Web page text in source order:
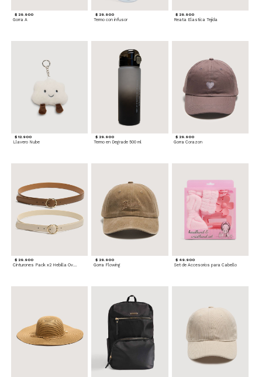
$ 29.900
Gorra A
$ 29.900
Termo con infusor
$ 29.900
Reata Elastica Tejida
$ 12.900
Llavero Nube
$ 29.900
Termo en Degrade 500 ml
$ 29.900
Gorra Corazon
$ 29.900
Cinturones Pack x2 Hebilla Ovalada
$ 29.900
Gorra Flowing
$ 49.900
Set de Accesorios para Cabello